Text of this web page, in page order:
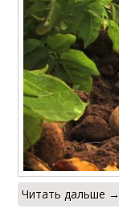
Читать дальше →